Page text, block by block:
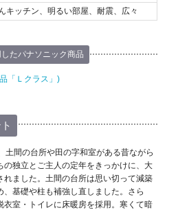
キッチン、明るい部屋、耐震、広々
たパナソニック商品
「Ｌクラス」)
土間の台所や田の字和室がある昔ながら
の独立とご主人の定年をきっかけに、大
れました。土間の台所は思い切って減築
、基礎や柱も補強し直しました。さら
衣室・トイレに床暖房を採用。寒くて暗